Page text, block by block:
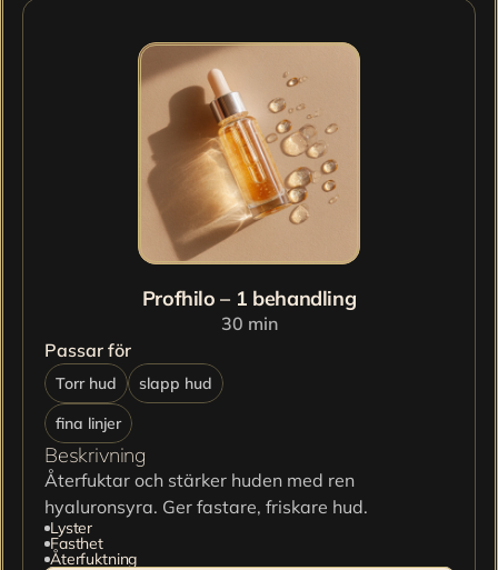
Profhilo – 1 behandling
30 min
Passar för
Torr hud
slapp hud
fina linjer
Beskrivning
Återfuktar och stärker huden med ren
hyaluronsyra. Ger fastare, friskare hud.
Lyster
Fasthet
Återfuktning